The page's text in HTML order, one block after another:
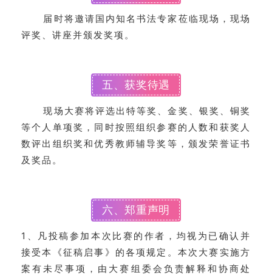
届时将邀请国内知名书法专家莅临现场，现场
评奖、讲座并颁发奖项。
五、获奖待遇
现场大赛将评选出特等奖、金奖、银奖、铜奖
等个人单项奖，同时按照组织参赛的人数和获奖人
数评出组织奖和优秀教师辅导奖等，颁发荣誉证书
及奖品。
六、郑重声明
1、凡投稿参加本次比赛的作者，均视为已确认并
接受本《征稿启事》的各项规定。本次大赛实施方
案有未尽事项，由大赛组委会负责解释和协商处